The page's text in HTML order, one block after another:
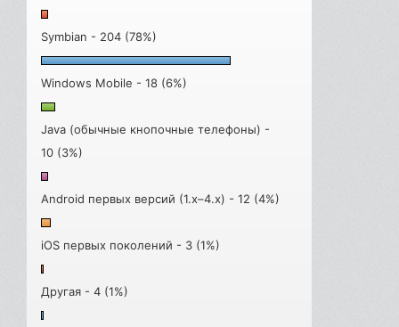
Symbian - 204 (78%)
Windows Mobile - 18 (6%)
Java (обычные кнопочные телефоны) -
10 (3%)
Android первых версий (1.x–4.x) - 12 (4%)
iOS первых поколений - 3 (1%)
Другая - 4 (1%)